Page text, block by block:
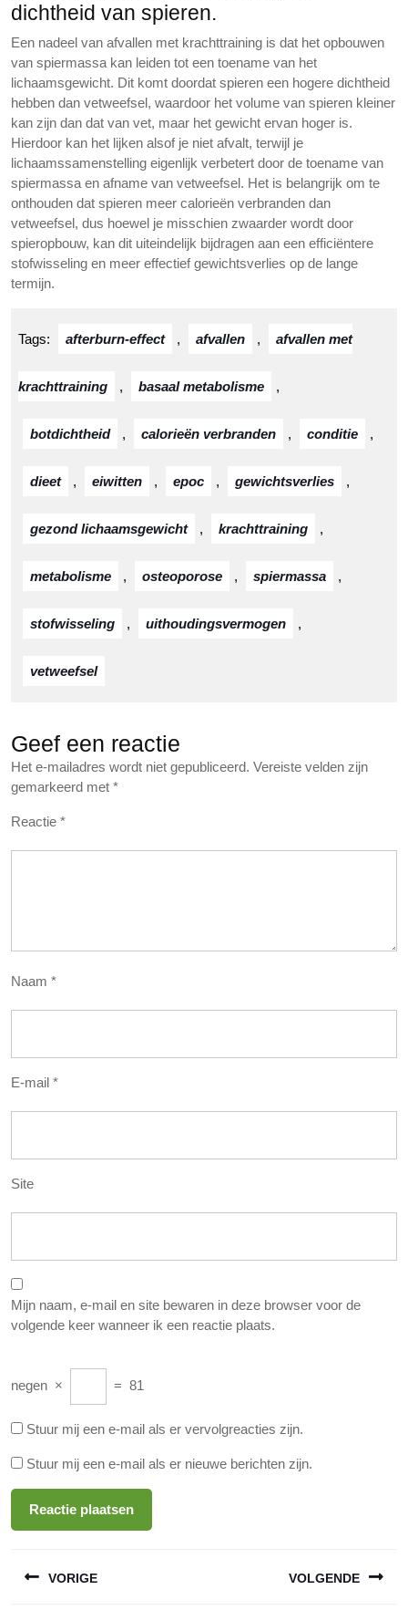
dichtheid van spieren.
Een nadeel van afvallen met krachttraining is dat het opbouwen
van spiermassa kan leiden tot een toename van het
lichaamsgewicht. Dit komt doordat spieren een hogere dichtheid
hebben dan vetweefsel, waardoor het volume van spieren kleiner
kan zijn dan dat van vet, maar het gewicht ervan hoger is.
Hierdoor kan het lijken alsof je niet afvalt, terwijl je
lichaamssamenstelling eigenlijk verbetert door de toename van
spiermassa en afname van vetweefsel. Het is belangrijk om te
onthouden dat spieren meer calorieën verbranden dan
vetweefsel, dus hoewel je misschien zwaarder wordt door
spieropbouw, kan dit uiteindelijk bijdragen aan een efficiëntere
stofwisseling en meer effectief gewichtsverlies op de lange
termijn.
Tags: afterburn-effect , afvallen , afvallen met
krachttraining , basaal metabolisme ,
botdichtheid , calorieën verbranden , conditie ,
dieet , eiwitten , epoc , gewichtsverlies ,
gezond lichaamsgewicht , krachttraining ,
metabolisme , osteoporose , spiermassa ,
stofwisseling , uithoudingsvermogen ,
vetweefsel
Geef een reactie
Het e-mailadres wordt niet gepubliceerd. Vereiste velden zijn
gemarkeerd met *
Reactie *
Naam *
E-mail *
Site
Mijn naam, e-mail en site bewaren in deze browser voor de
volgende keer wanneer ik een reactie plaats.
negen × = 81
Stuur mij een e-mail als er vervolgreacties zijn.
Stuur mij een e-mail als er nieuwe berichten zijn.
VORIGE VOLGENDE